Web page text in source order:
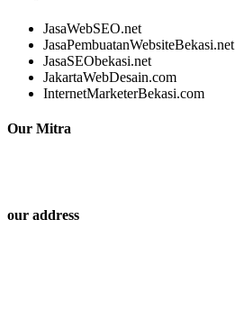
JasaWebSEO.net
JasaPembuatanWebsiteBekasi.net
JasaSEObekasi.net
JakartaWebDesain.com
InternetMarketerBekasi.com
Our Mitra
our address